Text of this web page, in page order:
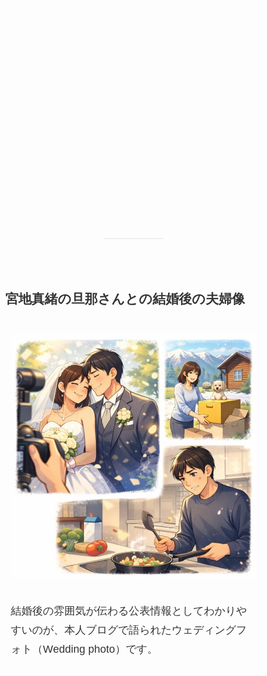
宮地真緒の旦那さんとの結婚後の夫婦像
結婚後の雰囲気が伝わる公表情報としてわかりや
すいのが、本人ブログで語られたウェディングフ
ォト（Wedding photo）です。